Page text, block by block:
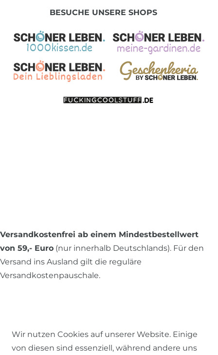
BESUCHE UNSERE SHOPS
Versandkostenfrei ab einem Mindestbestellwert
von 59,- Euro (nur innerhalb Deutschlands). Für den
Versand ins Ausland gilt die reguläre
Versandkostenpauschale.
© 2026 SCHÖNER LEBEN.
Wir nutzen Cookies auf unserer Website. Einige
von diesen sind essenziell, während andere uns